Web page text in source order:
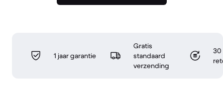
1 jaar garantie
Gratis
standaard
verzending
30